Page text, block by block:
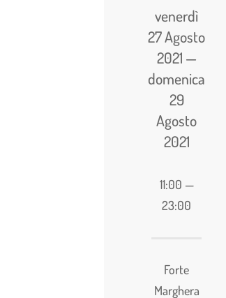
venerdì
27 Agosto
2021 —
domenica
29
Agosto
2021
11:00 —
23:00
Forte
Marghera